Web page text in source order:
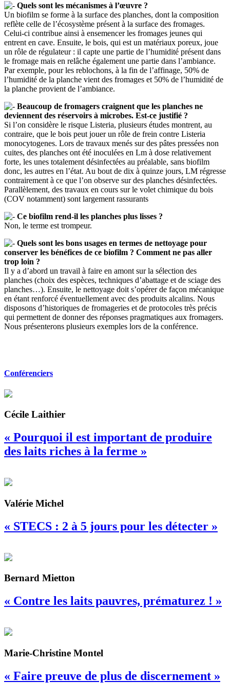
Quels sont les mécanismes à l’œuvre ?
Un biofilm se forme à la surface des planches, dont la composition
reflète celle de l’écosystème présent à la surface des fromages.
Celui-ci contribue ainsi à ensemencer les fromages jeunes qui
entrent en cave. Ensuite, le bois, qui est un matériaux poreux, joue
un rôle de régulateur : il capte une partie de l’humidité présent dans
le fromage mais en relâche également une partie dans l’ambiance.
Par exemple, pour les reblochons, à la fin de l’affinage, 50% de
l’humidité de la planche vient des fromages et 50% de l’humidité de
la planche provient de l’ambiance.
Beaucoup de fromagers craignent que les planches ne
deviennent des réservoirs à microbes. Est-ce justifié ?
Si l’on considère le risque Listeria, plusieurs études montrent, au
contraire, que le bois peut jouer un rôle de frein contre Listeria
monocytogenes. Lors de travaux menés sur des pâtes pressées non
cuites, des planches ont été inoculées en Lm à dose relativement
forte, les unes totalement désinfectées au préalable, sans biofilm
donc, les autres en l’état. Au bout de dix à quinze jours, LM régresse
contrairement à ce que l’on observe sur des planches désinfectées.
Parallèlement, des travaux en cours sur le volet chimique du bois
(COV notamment) sont largement rassurants
Ce biofilm rend-il les planches plus lisses ?
Non, le terme est trompeur.
Quels sont les bons usages en termes de nettoyage pour
conserver les bénéfices de ce biofilm ? Comment ne pas aller
trop loin ?
Il y a d’abord un travail à faire en amont sur la sélection des
planches (choix des espèces, techniques d’abattage et de sciage des
planches…). Ensuite, le nettoyage doit s’opérer de façon mécanique
en étant renforcé éventuellement avec des produits alcalins. Nous
disposons d’historiques de fromageries et de protocoles très précis
qui permettent de donner des réponses pragmatiques aux fromagers.
Nous présenterons plusieurs exemples lors de la conférence.
Conférenciers
Cécile Laithier
« Pourquoi il est important de produire
des laits riches à la ferme »
Valérie Michel
« STECS : 2 à 5 jours pour les détecter »
Bernard Mietton
« Contre les laits pauvres, prématurez ! »
Marie-Christine Montel
« Faire preuve de plus de discernement »